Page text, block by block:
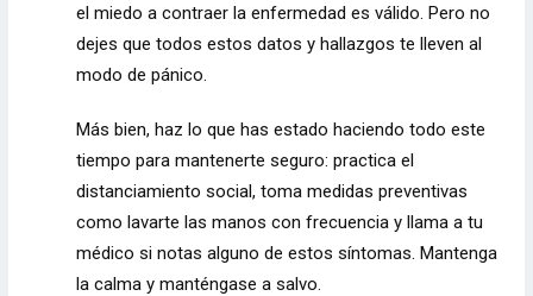
el miedo a contraer la enfermedad es válido. Pero no
dejes que todos estos datos y hallazgos te lleven al
modo de pánico.
Más bien, haz lo que has estado haciendo todo este
tiempo para mantenerte seguro: practica el
distanciamiento social, toma medidas preventivas
como lavarte las manos con frecuencia y llama a tu
médico si notas alguno de estos síntomas. Mantenga
la calma y manténgase a salvo.